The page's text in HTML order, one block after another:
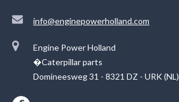
info@enginepowerholland.com
Engine Power Holland
�Caterpillar parts
Domineesweg 31 - 8321 DZ - URK (NL)